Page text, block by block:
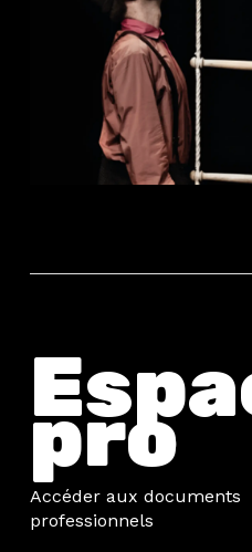
pro
Accéder aux documents
professionnels